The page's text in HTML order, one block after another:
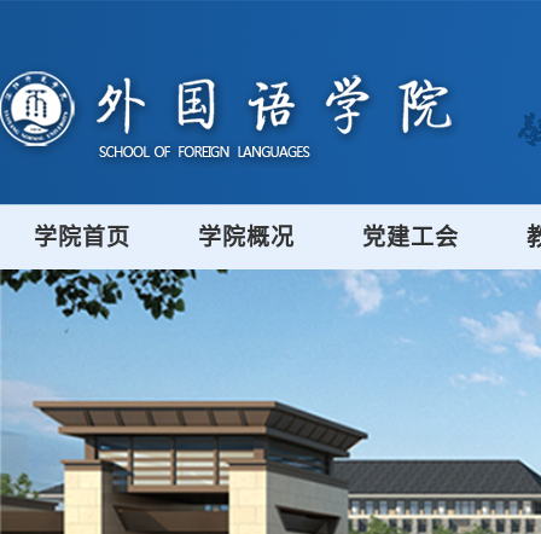
学院首页 学院概况 党建工会